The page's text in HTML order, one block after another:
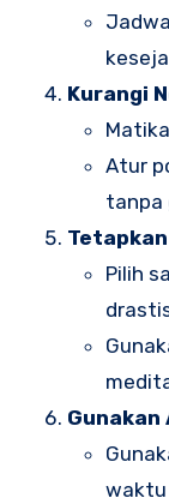
Kurangi
Atur
tanpa
Pilih
Gunakan
waktu